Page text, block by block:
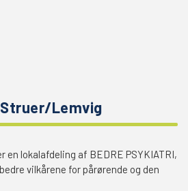
Lemvig
en lokalafdeling af BEDRE PSYKIATRI,
vilkårene for pårørende og den